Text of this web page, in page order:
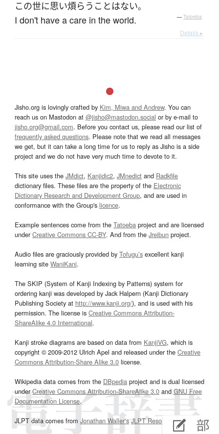
この世に思い煩らう ことはない。
I don't have a care in the world. — Tatoeba
Details ▸
Jisho.org is lovingly crafted by Kim, Miwa and Andrew. You can
reach us on Mastodon at @jisho@mastodon.social or by e-mail to
jisho.org@gmail.com. Before you contact us, please read our list of
frequently asked questions. Please note that we read all messages
we get, but it can take a long time for us to reply as Jisho is a side
project and we do not have very much time to devote to it.
This site uses the JMdict, Kanjidic2, JMnedict and Radkfile
dictionary files. These files are the property of the Electronic
Dictionary Research and Development Group, and are used in
conformance with the Group's licence.
Example sentences come from the Tatoeba project and are licensed
underCreative Commons CC-BY. And from the Jreibun project.
Audio files are graciously provided by Tofugu’s excellent kanji
learning site WaniKani.
The SKIP (System of Kanji Indexing by Patterns) system for
ordering kanji was developed by Jack Halpern (Kanji Dictionary
Publishing Society at http://www.kanji.org/), and is used with his
permission. The license is Creative Commons Attribution-
ShareAlike 4.0 International.
Kanji stroke diagrams are based on data from KanjiVG, which is
copyright © 2009-2012 Ulrich Apel and released under the Creative
Commons Attribution-Share Alike 3.0 license.
Wikipedia data comes from the DBpedia project and is dual licensed
underCreative Commons Attribution-ShareAlike 3.0and GNU Free
Documentation License.
JLPT data comes from Jonathan Waller‘s JLPT Resourcespage.